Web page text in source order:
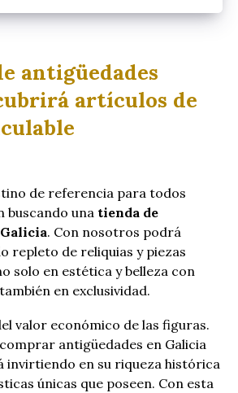
antigüedades
artículos de
de referencia para todos
buscando una tienda de
. Con nosotros podrá
repleto de reliquias y piezas
solo en estética y belleza con
en exclusividad.
valor económico de las figuras.
antigüedades en Galicia
invirtiendo en su riqueza histórica
únicas que poseen. Con esta